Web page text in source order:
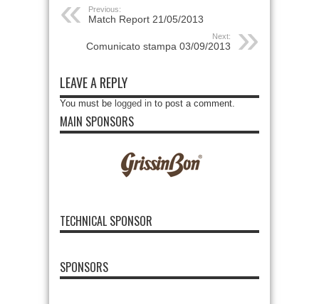
Previous:
Match Report 21/05/2013
Next:
Comunicato stampa 03/09/2013
LEAVE A REPLY
You must be logged in to post a comment.
MAIN SPONSORS
TECHNICAL SPONSOR
SPONSORS